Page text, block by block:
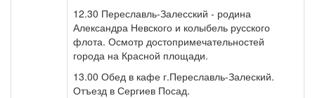
12.30 Переславль-Залесский - родина
Александра Невского и колыбель русского
флота. Осмотр достопримечательностей
города на Красной площади.
13.00 Обед в кафе г.Переславль-Залеский.
Отъезд в Сергиев Посад.